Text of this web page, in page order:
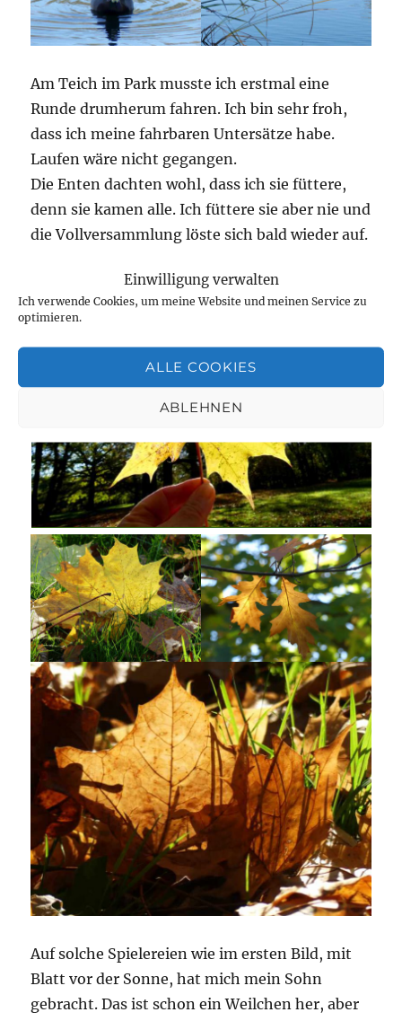
Einwilligung verwalten
Ich verwende Cookies, um meine Website und meinen Service zu
optimieren.
ALLE COOKIES
ABLEHNEN
Am Teich im Park musste ich erstmal eine
Runde drumherum fahren. Ich bin sehr froh,
dass ich meine fahrbaren Untersätze habe.
Laufen wäre nicht gegangen.
Die Enten dachten wohl, dass ich sie füttere,
denn sie kamen alle. Ich füttere sie aber nie und
die Vollversammlung löste sich bald wieder auf.
Auf solche Spielereien wie im ersten Bild, mit
Blatt vor der Sonne, hat mich mein Sohn
gebracht. Das ist schon ein Weilchen her, aber